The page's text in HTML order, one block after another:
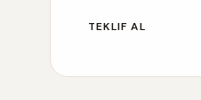
TEKLIF AL